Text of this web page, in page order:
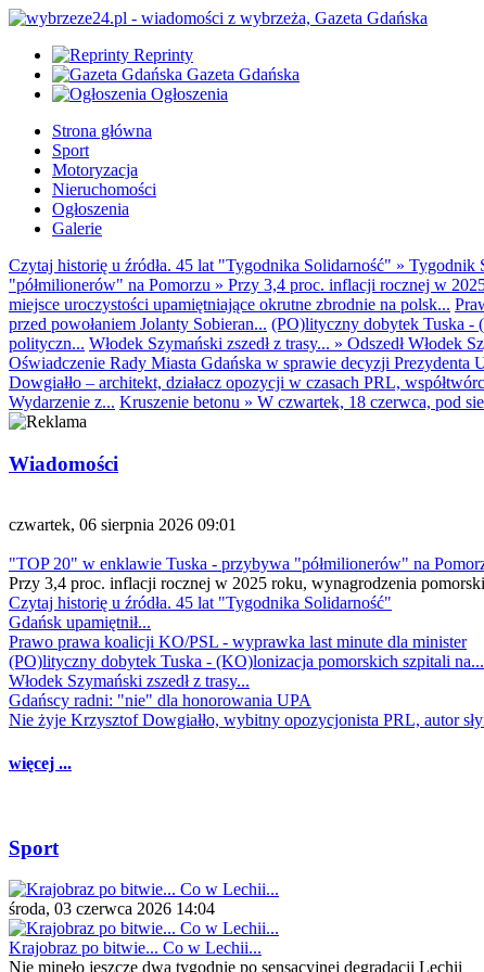
Reprinty
Gazeta Gdańska
Ogłoszenia
Strona główna
Sport
Motoryzacja
Nieruchomości
Ogłoszenia
Galerie
Czytaj historię u źródła. 45 lat "Tygodnika Solidarność" » Tygodnik
"półmilionerów" na Pomorzu » Przy 3,4 proc. inflacji rocznej w
miejsce uroczystości upamiętniające okrutne zbrodnie na polsk...
przed powołaniem Jolanty Sobieran... (PO)lityczny dobytek Tuska -
polityczn... Włodek Szymański zszedł z trasy... » Odszedł Włodek
Oświadczenie Rady Miasta Gdańska w sprawie decyzji Prezydenta
Dowgiałło – architekt, działacz opozycji w czasach PRL,
Wydarzenie z... Kruszenie betonu » W czwartek, 18 czerwca, pod
Wiadomości
czwartek, 06 sierpnia 2026 09:01
"TOP 20" w enklawie Tuska - przybywa "półmilionerów" na
Przy 3,4 proc. inflacji rocznej w 2025 roku, wynagrodzenia
Czytaj historię u źródła. 45 lat "Tygodnika Solidarność"
Gdańsk upamiętnił...
Prawo prawa koalicji KO/PSL - wyprawka last minute dla minister
(PO)lityczny dobytek Tuska - (KO)lonizacja pomorskich szpitali
Włodek Szymański zszedł z trasy...
Gdańscy radni: "nie" dla honorowania UPA
Nie żyje Krzysztof Dowgiałło, wybitny opozycjonista PRL, autor
więcej ...
Sport
środa, 03 czerwca 2026 14:04
Krajobraz po bitwie... Co w Lechii...
Nie minęło jeszcze dwa tygodnie po sensacyjnej degradacji Lechii